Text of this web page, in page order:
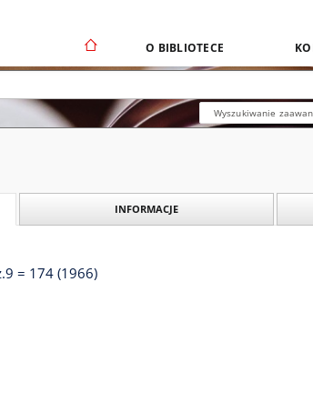
O BIBLIOTECE
Wyszukiwanie
INFORMACJE
= 174 (1966)